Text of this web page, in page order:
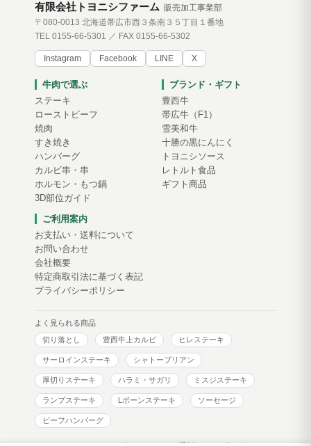
有限会社トヨニシファーム 販売加工事業部
〒080-0013 北海道帯広市西３条南３５丁目１番地
TEL 0155-66-5301 ／ FAX 0155-66-5302
Instagram Facebook LINE X
牛肉で選ぶ
ステーキ
ローストビーフ
焼肉
すき焼き
ハンバーグ
カルビ串・串
ホルモン・もつ鍋
3D部位ガイド
ブランド・ギフト
豊西牛
帯広牛（F1）
雪美和牛
十勝の黒にんにく
トヨニシソース
レトルト食品
ギフト商品
ご利用案内
お支払い・送料について
お問い合わせ
会社概要
特定商取引法に基づく表記
プライバシーポリシー
よく見られる商品
切り落とし
豊西牛上カルビ ヒレステーキ
サーロインステーキ シャトーブリアン
厚切りステーキ ハラミ・サガリ ミスジステーキ
ランプステーキ Lボーンステーキ ソーセージ
ビーフハンバーグ